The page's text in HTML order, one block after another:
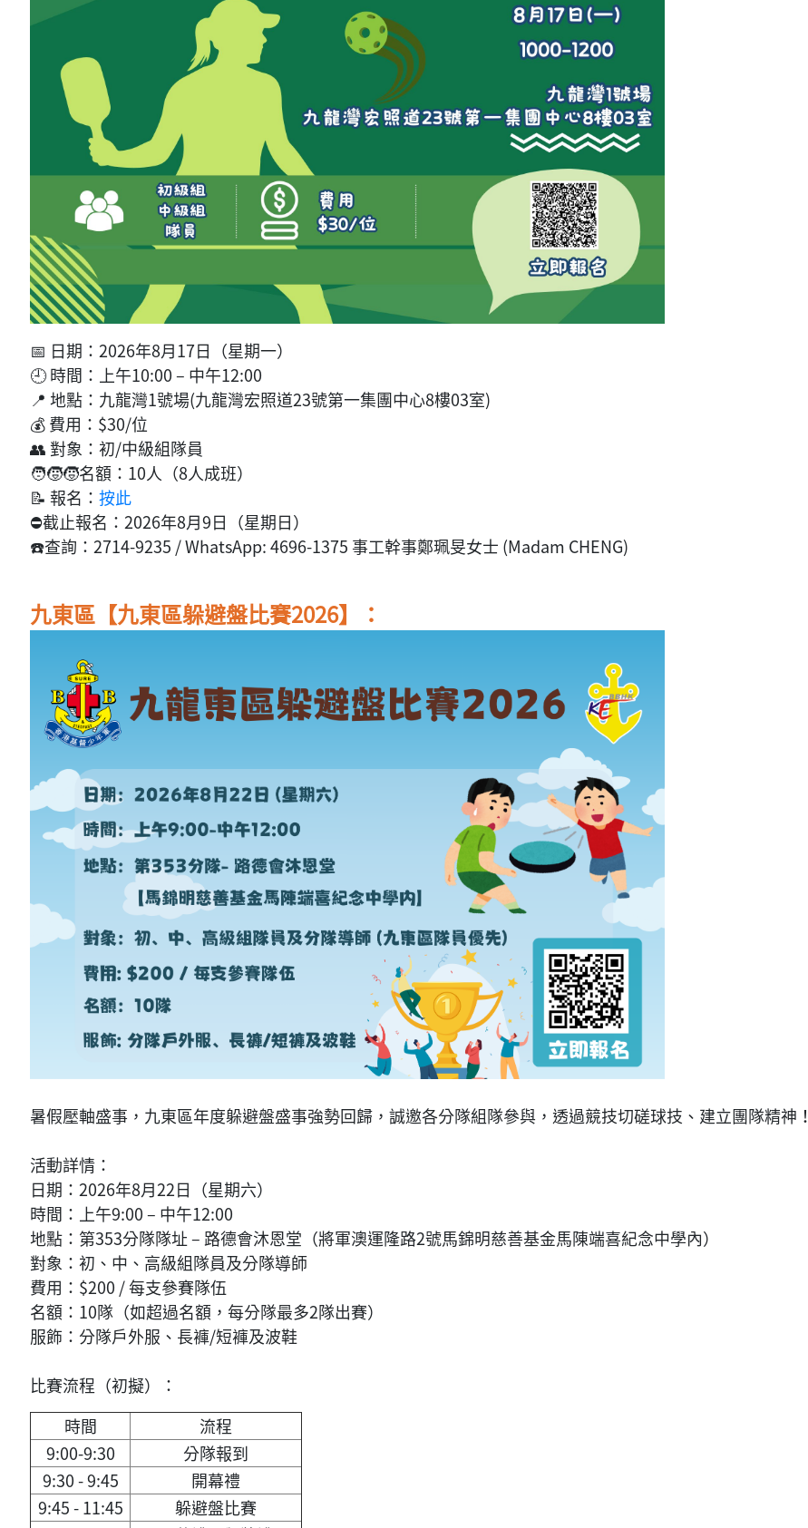
📅 日期：2026年8月17日（星期一）
🕘 時間：上午10:00 – 中午12:00
📍 地點：九龍灣1號場(九龍灣宏照道23號第一集團中心8樓03室)
💰 費用：$30/位
👥 對象：初/中級組隊員
🧑‍🧒‍🧒名額：10人（8人成班）
📝 報名： 按此
⛔截止報名：2026年8月9日（星期日）
☎️查詢：2714-9235 / WhatsApp: 4696-1375 事工幹事鄭珮旻女士 (Madam CHENG)
九東區【九東區躲避盤比賽2026】：
暑假壓軸盛事，九東區年度躲避盤盛事強勢回歸，誠邀各分隊組隊參與，透過競技切磋球技、建立團隊精神！
活動詳情：
日期：2026年8月22日（星期六）
時間：上午9:00 – 中午12:00
地點：第353分隊隊址 – 路德會沐恩堂（將軍澳運隆路2號馬錦明慈善基金馬陳端喜紀念中學內）
對象：初、中、高級組隊員及分隊導師
費用：$200 / 每支參賽隊伍
名額：10隊（如超過名額，每分隊最多2隊出賽）
服飾：分隊戶外服、長褲/短褲及波鞋
比賽流程（初擬）：
時間
流程
9:00-9:30
分隊報到
9:30 - 9:45
開幕禮
9:45 - 11:45
躲避盤比賽